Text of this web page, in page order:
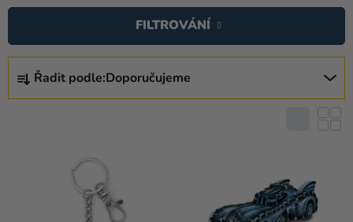
A
Z
Řadit podle:Doporučujeme
FILTROVÁNÍ
Ý
P
I
S
P